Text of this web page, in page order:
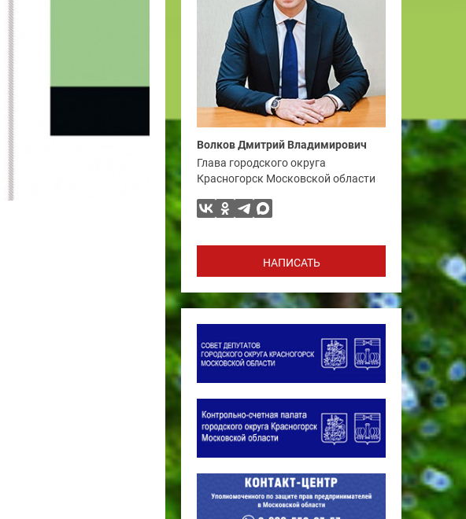
Волков Дмитрий Владимирович
Глава городского округа
Красногорск Московской области
НАПИСАТЬ